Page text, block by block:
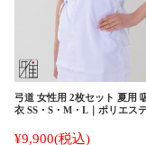
弓道 女性用 2枚セット 夏用
衣 SS・S・M・L｜ポリエス
¥9,900(税込)